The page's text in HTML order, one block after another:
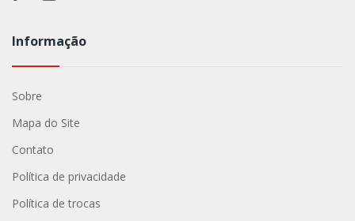
Informação
Sobre
Mapa do Site
Contato
Política de privacidade
Política de trocas